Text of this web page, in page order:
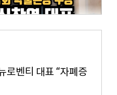
로벤티 대표 “자폐증